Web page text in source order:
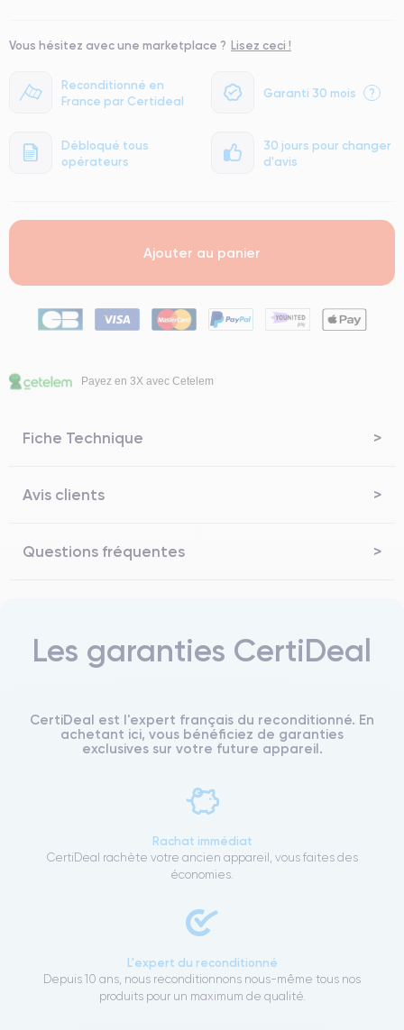
Reconditionné en
France par Certideal
Garanti 30 mois ?
Débloqué tous
opérateurs
30 jours pour changer
d'avis
Vous hésitez avec une marketplace ? Lisez ceci !
Ajouter au panier
Payez en 3X avec Cetelem
Fiche Technique
Avis clients
Questions fréquentes
Les garanties CertiDeal
CertiDeal est l'expert français du reconditionné. En
achetant ici, vous bénéficiez de garanties
exclusives sur votre future appareil.
Rachat immédiat
CertiDeal rachète votre ancien appareil, vous faites des
économies.
L'expert du reconditionné
Depuis 10 ans, nous reconditionnons nous-même tous nos
produits pour un maximum de qualité.